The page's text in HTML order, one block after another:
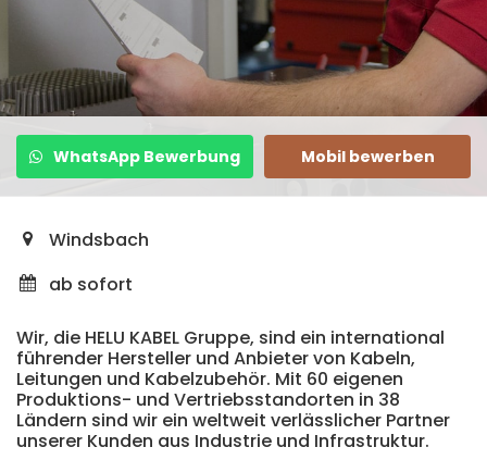
WhatsApp Bewerbung Mobil bewerben
Windsbach
ab sofort
Wir, die HELU KABEL Gruppe, sind ein international
führender Hersteller und Anbieter von Kabeln,
Leitungen und Kabelzubehör. Mit 60 eigenen
Produktions- und Vertriebsstandorten in 38
Ländern sind wir ein weltweit verlässlicher Partner
unserer Kunden aus Industrie und Infrastruktur.